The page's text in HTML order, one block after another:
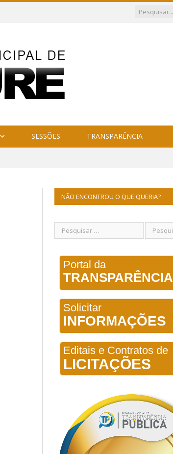
SESSÕES TRANSPARÊNCIA
NÃO ENCONTROU O QUE QUERIA?
Portal da
TRANSPARÊNCIA
Solicitar
INFORMAÇÕES
Editais e Contratos de
LICITAÇÕES